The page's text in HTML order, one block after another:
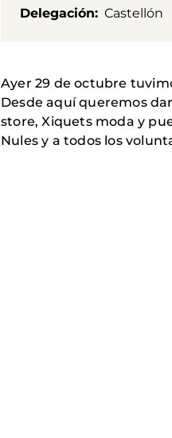
Delegación Castellón
Ayer 29 de octubre
Desde aquí queremos
store, Xiquets moda y
Nules y a todos los